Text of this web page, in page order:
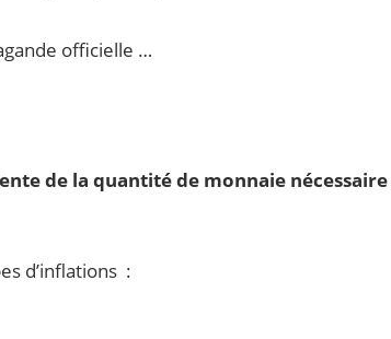
officielle …
de la quantité de monnaie nécessaire
d’inflations :